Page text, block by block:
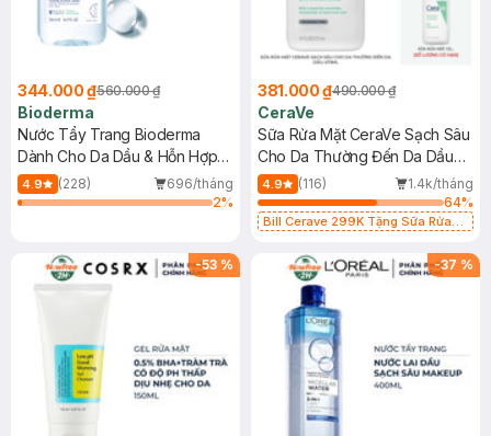
344.000 ₫560.000 ₫
Bioderma
Nước Tẩy Trang Bioderma
Dành Cho Da Dầu & Hỗn Hợp
500ml
4.9 (228)
696/tháng
2%
381.000 ₫490.000 ₫
CeraVe
Sữa Rửa Mặt CeraVe Sạch Sâu
Cho Da Thường Đến Da Dầu
473ml
4.9 (116)
1.4k/tháng
64%
Bill Cerave 299K Tặng Sữa Rửa
-53 % -37 %